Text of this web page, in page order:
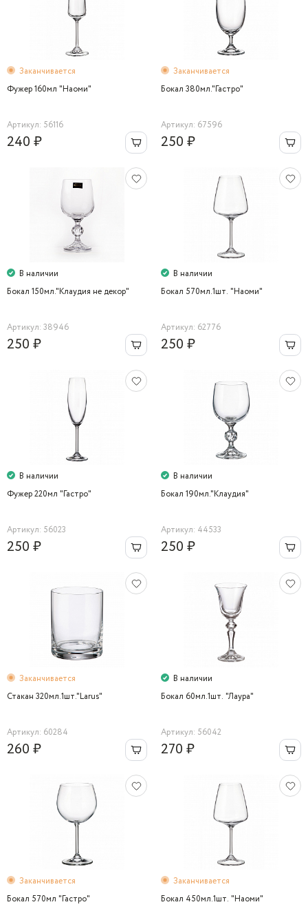
Заканчивается
Фужер 160мл "Наоми"
Артикул: 56116
240 ₽
Заканчивается
Бокал 380мл."Гастро"
Артикул: 67596
250 ₽
В наличии
Бокал 150мл."Клаудия не декор"
Артикул: 38946
250 ₽
В наличии
Бокал 570мл.1шт. "Наоми"
Артикул: 62776
250 ₽
В наличии
Фужер 220мл "Гастро"
Артикул: 56023
250 ₽
В наличии
Бокал 190мл."Клаудия"
Артикул: 44533
250 ₽
Заканчивается
Стакан 320мл.1шт."Larus"
Артикул: 60284
260 ₽
В наличии
Бокал 60мл.1шт. "Лаура"
Артикул: 56042
270 ₽
Заканчивается
Бокал 570мл "Гастро"
Заканчивается
Бокал 450мл.1шт. "Наоми"